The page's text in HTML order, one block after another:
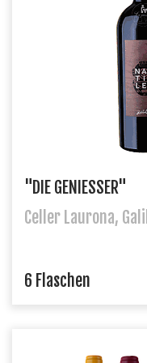
"DIE GENIESSER"
Celler Laurona,
6 Flaschen